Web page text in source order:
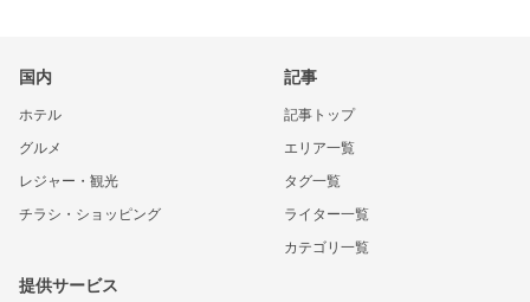
国内
ホテル
グルメ
レジャー・観光
チラシ・ショッピング
記事
記事トップ
エリア一覧
タグ一覧
ライター一覧
カテゴリ一覧
提供サービス